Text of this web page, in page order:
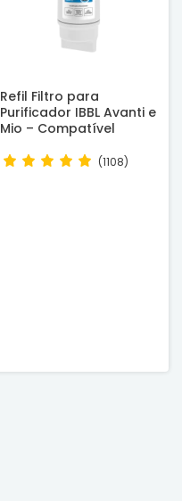
Refil Filtro para
Purificador IBBL Avanti e
Mio – Compatível
(1108)